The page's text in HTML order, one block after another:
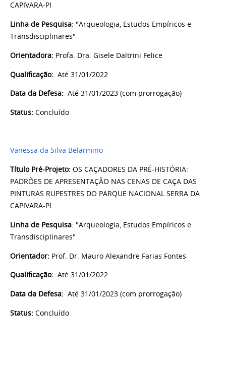
CAPIVARA-PI
Linha de Pesquisa: "Arqueologia, Estudos Empíricos e
Transdisciplinares"
Orientadora: Profa. Dra. Gisele Daltrini Felice
Qualificação: Até 31/01/2022
Data da Defesa: Até 31/01/2023 (com prorrogação)
Status: Concluído
Vanessa da Silva Belarmino
Título Pré-Projeto: OS CAÇADORES DA PRÉ-HISTÓRIA:
PADRÕES DE APRESENTAÇÃO NAS CENAS DE CAÇA DAS
PINTURAS RUPESTRES DO PARQUE NACIONAL SERRA DA
CAPIVARA-PI
Linha de Pesquisa: "Arqueologia, Estudos Empíricos e
Transdisciplinares"
Orientador: Prof. Dr. Mauro Alexandre Farias Fontes
Qualificação: Até 31/01/2022
Data da Defesa: Até 31/01/2023 (com prorrogação)
Status: Concluído